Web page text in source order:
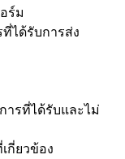
ร์ม
ได้รับการส่ง
รที่ได้รับและไม่
กี่ยวข้อง